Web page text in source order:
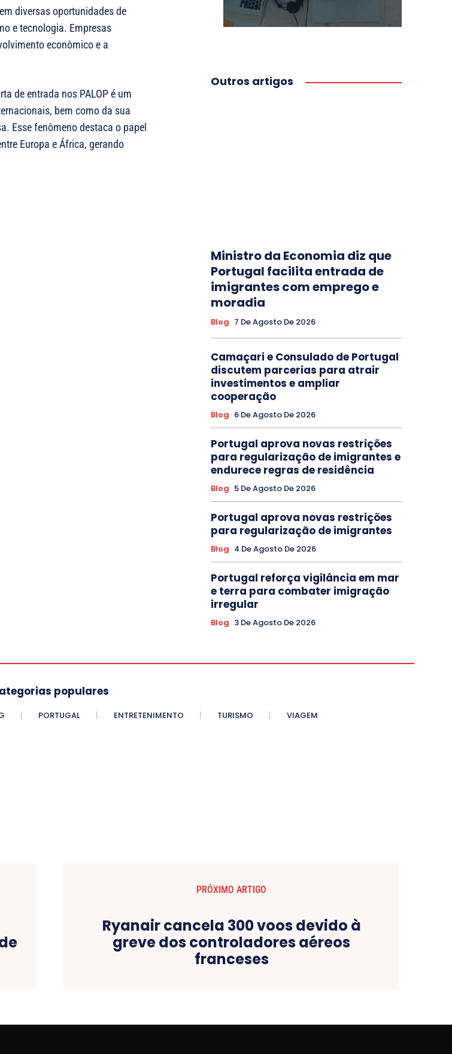
diversas oportunidades de
e tecnologia. Empresas
econômico e a
de entrada nos PALOP é um
bem como da sua
Esse fenômeno destaca o papel
Europa e África, gerando
Outros artigos
Ministro da Economia diz que
Portugal facilita entrada de
imigrantes com emprego e
moradia
Blog 7 De Agosto De 2026
Camaçari e Consulado de Portugal
discutem parcerias para atrair
investimentos e ampliar
cooperação
Blog 6 De Agosto De 2026
Portugal aprova novas restrições
para regularização de imigrantes e
endurece regras de residência
Blog 5 De Agosto De 2026
Portugal aprova novas restrições
para regularização de imigrantes
Blog 4 De Agosto De 2026
Portugal reforça vigilância em mar
e terra para combater imigração
irregular
Blog 3 De Agosto De 2026
populares
PORTUGAL ENTRETENIMENTO TURISMO VIAGEM
PRÓXIMO ARTIGO
Ryanair cancela 300 voos devido à
greve dos controladores aéreos
franceses